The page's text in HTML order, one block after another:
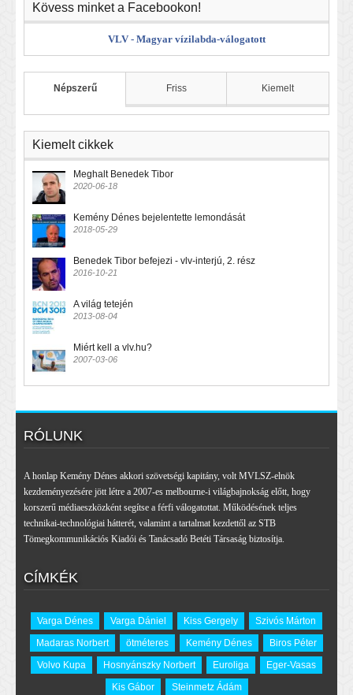
Kövess minket a Facebookon!
VLV - Magyar vízilabda-válogatott
Népszerű Friss Kiemelt
Kiemelt cikkek
Meghalt Benedek Tibor
2020-06-18
Kemény Dénes bejelentette lemondását
2018-05-29
Benedek Tibor befejezi - vlv-interjú, 2. rész
2016-10-21
A világ tetején
2013-08-04
Miért kell a vlv.hu?
2007-03-06
RÓLUNK
A honlap Kemény Dénes akkori szövetségi kapitány, volt MVLSZ-elnök
kezdeményezésére jött létre a 2007-es melbourne-i világbajnokság előtt, hogy
korszerű médiaeszközként segítse a férfi válogatottat. Működésének teljes
technikai-technológiai hátterét, valamint a tartalmat kezdettől az STB
Tömegkommunikációs Kiadói és Tanácsadó Betéti Társaság biztosítja.
CÍMKÉK
Varga Dénes Varga Dániel Kiss Gergely
Szivós Márton
Madaras Norbert
ötméteres Kemény Dénes
Biros Péter
Volvo Kupa
Hosnyánszky Norbert Euroliga
Eger-Vasas
Kis Gábor
Steinmetz Ádám